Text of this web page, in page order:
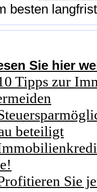
besten
Sie hier
Tipps zur
beteiligt
Sie